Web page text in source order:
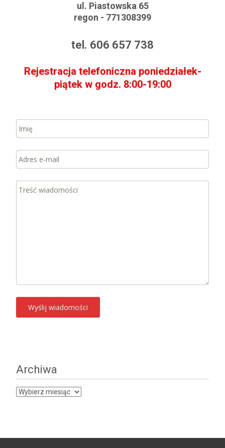
ul. Piastowska 65
regon - 771308399
tel. 606 657 738
Rejestracja telefoniczna poniedziałek-
piątek w godz. 8:00-19:00
Archiwa
Archiwa